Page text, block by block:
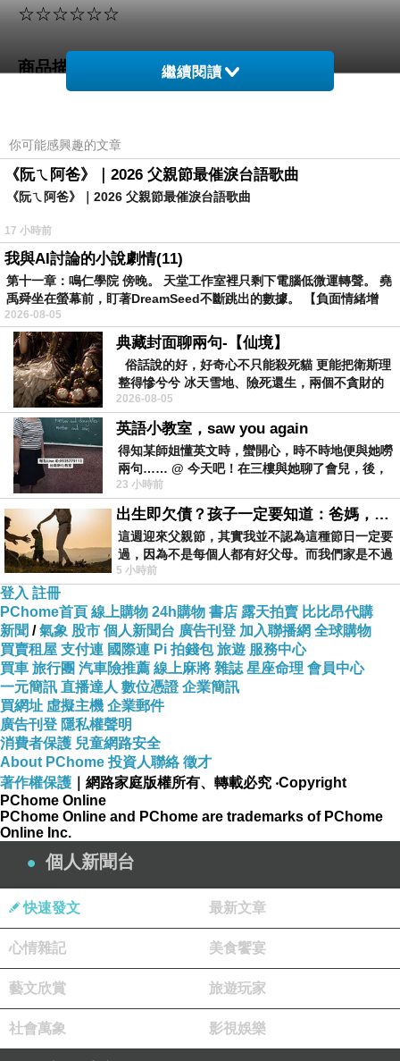
☆☆☆☆☆☆
商品描述
☆double c.微糖學院☆雙繞帶尖頭低
跟鞋
雙繞踝帶芭蕾舞鞋概念鞋款
顯瘦尖頭淺口伸展腳背線條
活動式側勾穿脫輕鬆便利
２.５公分木質感小低跟輕巧好走
糖果擦色面料貼近膚色延伸雙腿曲線
繼續閱讀
你可能感興趣的文章
《阮ㄟ阿爸》｜2026 父親節最催淚台語歌曲
《阮ㄟ阿爸》｜2026 父親節最催淚台語歌曲
17 小時前
我與AI討論的小說劇情(11)
第十一章：鳴仁學院 傍晚。 天堂工作室裡只剩下電腦低微運轉聲。 堯
禹舜坐在螢幕前，盯著DreamSeed不斷跳出的數據。 【負面情緒增
2026-08-05
典藏封面聊兩句-【仙境】
俗話說的好，好奇心不只能殺死貓 更能把衛斯理
整得慘兮兮 冰天雪地、險死還生，兩個不貪財的
人尋什麼寶？ 人家追尋愛情還
2026-08-05
英語小教室，saw you again
得知某師姐懂英文時，蠻開心，時不時地便與她嘮
兩句…… @ 今天吧！在三樓與她聊了會兒，後，
下二樓居然又撞到她，於是
23 小時前
出生即欠債？孩子一定要知道：爸媽，其實我不欠你們
這週迎來父親節，其實我並不認為這種節日一定要
過，因為不是每個人都有好父母。而我們家是不過
節的，平時也沒什麼儀式感，生活趨近冷
5 小時前
登入 註冊
PChome首頁 線上購物 24h購物 書店 露天拍賣 比比昂代購
新聞 /氣象 股市 個人新聞台 廣告刊登 加入聯播網 全球購物
買賣租屋 支付連 國際連 Pi 拍錢包 旅遊 服務中心
買車 旅行團 汽車險推薦 線上麻將 雜誌 星座命理 會員中心
一元簡訊 直播達人 數位憑證 企業簡訊
買網址 虛擬主機 企業郵件
廣告刊登 隱私權聲明
消費者保護 兒童網路安全
About PChome 投資人聯絡 徵才
著作權保護 ｜網路家庭版權所有、轉載必究 ‧Copyright
PChome Online
PChome Online and PChome are trademarks of PChome
Online Inc.
個人新聞台
快速發文 最新文章
心情雜記 美食饗宴
藝文欣賞 旅遊玩家
社會萬象 影視娛樂